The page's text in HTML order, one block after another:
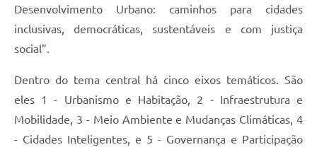
Enquete
Contato
Desenvolvimento Urbano: caminhos para cidades
inclusivas, democráticas, sustentáveis e com justiça
social”.
Dentro do tema central há cinco eixos temáticos. São
eles 1 - Urbanismo e Habitação, 2 - Infraestrutura e
Mobilidade, 3 - Meio Ambiente e Mudanças Climáticas, 4
- Cidades Inteligentes, e 5 - Governança e Participação